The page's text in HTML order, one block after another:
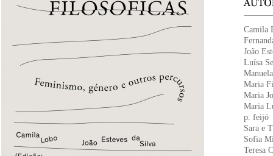
Camila
João
Luísa
Maria
Maria
Maria
p. feijó
Sara e
Sofia
Teresa